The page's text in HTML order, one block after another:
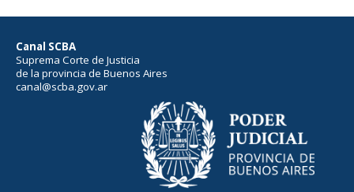
Canal SCBA
Suprema Corte de Justicia
de la provincia de Buenos Aires
canal@scba.gov.ar